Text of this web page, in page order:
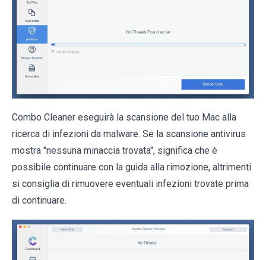
Combo Cleaner eseguirà la scansione del tuo Mac alla
ricerca di infezioni da malware. Se la scansione antivirus
mostra "nessuna minaccia trovata", significa che è
possibile continuare con la guida alla rimozione, altrimenti
si consiglia di rimuovere eventuali infezioni trovate prima
di continuare.